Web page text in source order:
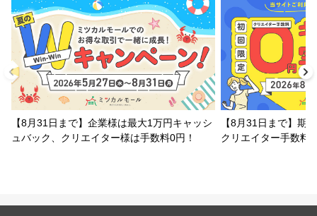
【8月31日まで】企業様は最大1万円キャッシ
ュバック、クリエイター様は手数料0円！
【8月31日まで】期
クリエイター手数料